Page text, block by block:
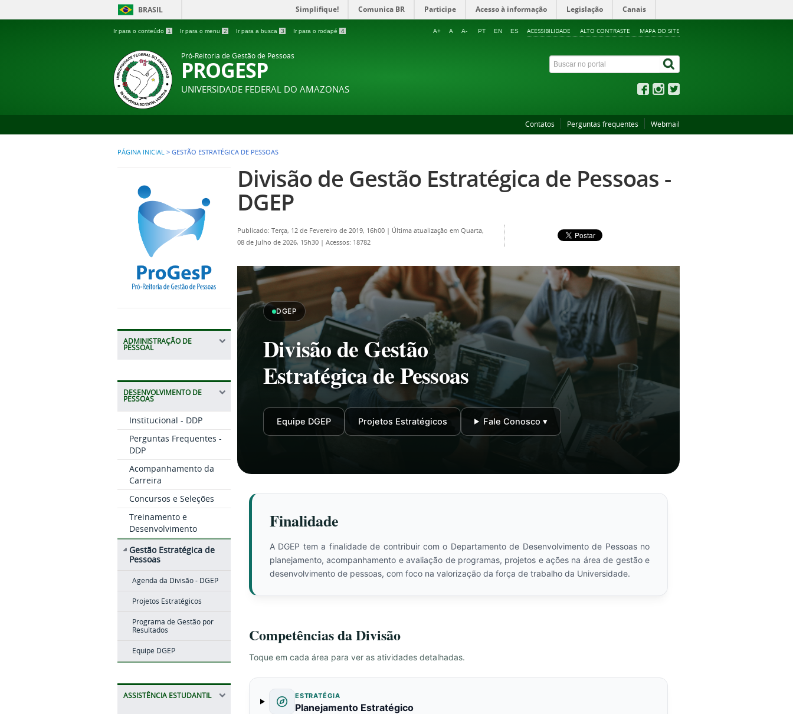
BRASIL Simplifique! Comunica BR Participe Acesso à informação Legislação Canais
Ir para o conteúdo 1 Ir para o menu 2 Ir para a busca 3 Ir para o rodapé 4 ACESSIBILIDADE ALTO CONTRASTE MAPA DO SITE
A+ A A- PT EN ES
Pró-Reitoria de Gestão de Pessoas
PROGESP
UNIVERSIDADE FEDERAL DO AMAZONAS
Contatos Perguntas frequentes Webmail
PÁGINA INICIAL > GESTÃO ESTRATÉGICA DE PESSOAS
ADMINISTRAÇÃO DE
PESSOAL
DESENVOLVIMENTO DE
PESSOAS
Institucional - DDP
Perguntas Frequentes -
DDP
Acompanhamento da
Carreira
Concursos e Seleções
Treinamento e
Desenvolvimento
Gestão Estratégica de
Pessoas
Agenda da Divisão - DGEP
Projetos Estratégicos
Programa de Gestão por
Resultados
Equipe DGEP
ASSISTÊNCIA ESTUDANTIL
Divisão de Gestão Estratégica de Pessoas -
DGEP
Publicado: Terça, 12 de Fevereiro de 2019, 16h00 | Última atualização em Quarta,
08 de Julho de 2026, 15h30 | Acessos: 18782
DGEP
Divisão de Gestão
Estratégica de Pessoas
Equipe DGEP Projetos Estratégicos Fale Conosco ▾
Finalidade
A DGEP tem a finalidade de contribuir com o Departamento de Desenvolvimento de Pessoas no
planejamento, acompanhamento e avaliação de programas, projetos e ações na área de gestão e
desenvolvimento de pessoas, com foco na valorização da força de trabalho da Universidade.
Competências da Divisão
Toque em cada área para ver as atividades detalhadas.
ESTRATÉGIA
Planejamento Estratégico